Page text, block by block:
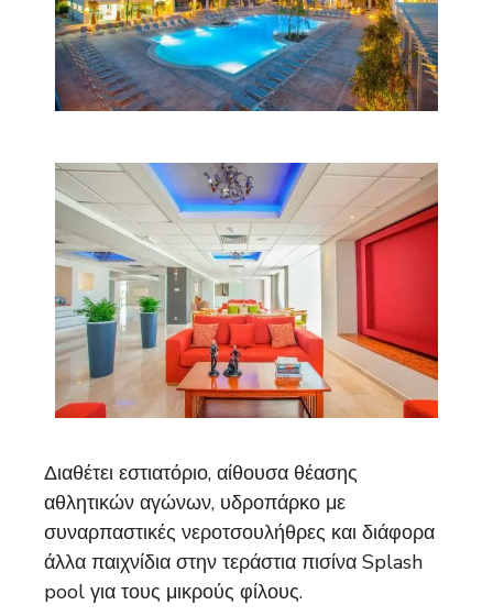
Διαθέτει εστιατόριο, αίθουσα θέασης
αθλητικών αγώνων, υδροπάρκο με
συναρπαστικές νεροτσουλήθρες και διάφορα
άλλα παιχνίδια στην τεράστια πισίνα Splash
pool για τους μικρούς φίλους.